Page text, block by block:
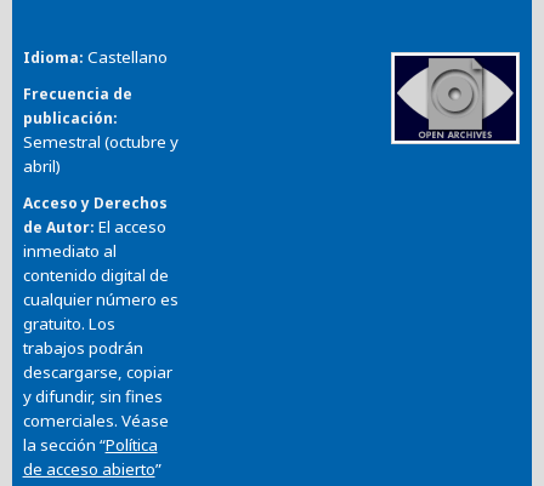
Idioma Castellano
Frecuencia de
publicación
Semestral (octubre y
abril)
Acceso y Derechos
de Autor El acceso
inmediato al
contenido digital de
cualquier número es
gratuito. Los
trabajos podrán
descargarse, copiar
y difundir, sin fines
comerciales. Véase
la sección “Política
de acceso abierto”